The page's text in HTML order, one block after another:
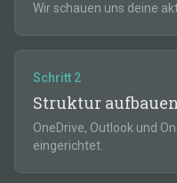
Wir schauen uns deine
Schritt 2
Struktur
OneDrive, Outlook und
eingerichtet.